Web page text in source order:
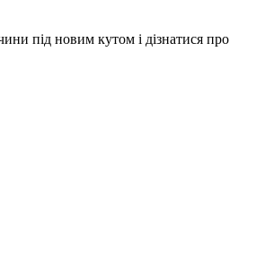
під новим кутом і дізнатися про